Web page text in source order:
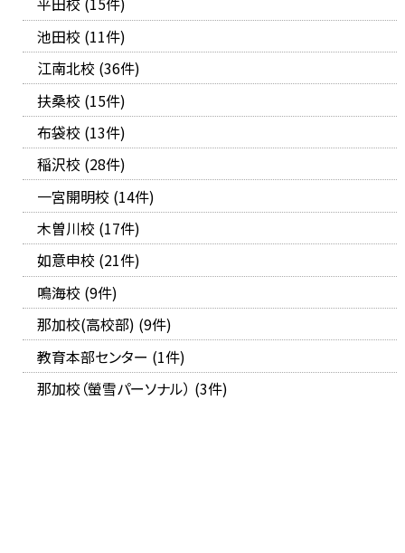
池田校 (11件)
江南北校 (36件)
扶桑校 (15件)
布袋校 (13件)
稲沢校 (28件)
一宮開明校 (14件)
木曽川校 (17件)
如意申校 (21件)
鳴海校 (9件)
那加校(高校部) (9件)
教育本部センター (1件)
那加校（螢雪パーソナル） (3件)